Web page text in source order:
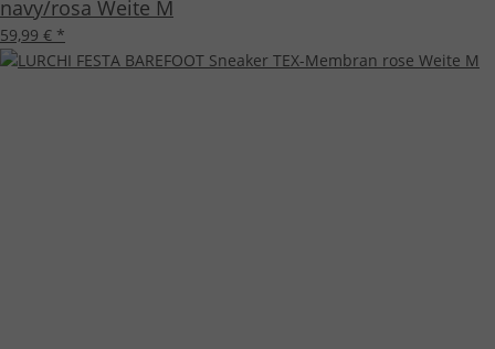
navy/rosa Weite M
59,99 € *